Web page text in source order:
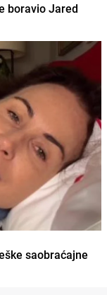
boravio Jared
saobraćajne